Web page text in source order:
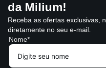
da Milium!
Receba as ofertas exclusivas,
diretamente no seu e-mail.
Nome*